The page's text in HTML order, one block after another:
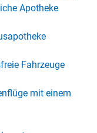
Apotheke
Fahrzeuge
mit einem